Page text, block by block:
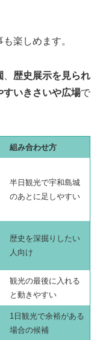
楽しめます。
歴史展示を見られ
すいきさいや広場で
組み合わせ方
半日観光で宇和島城
のあとに足しやすい
歴史を深掘りしたい
人向け
観光の最後に入れる
と動きやすい
1日観光で余裕がある
場合の候補